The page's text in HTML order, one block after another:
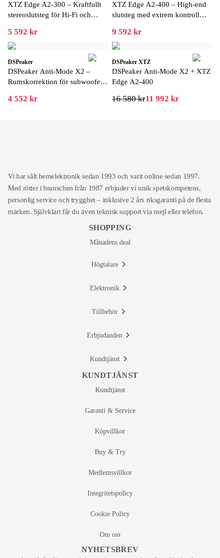
XTZ Edge A2-300 – Kraftfullt
stereoslutsteg för Hi-Fi och
5 592 kr
XTZ Edge A2-400 – High-end
slutsteg med extrem kontroll
9 592 kr
DSPeaker
DSPeaker Anti-Mode X2 –
Rumskorrektion för subwoofer
4 552 kr
DSPeaker XTZ
DSPeaker Anti-Mode X2 + XTZ
Edge A2-400
16 580 kr11 992 kr
Vi har sålt hemelektronik sedan 1993 och varit online sedan 1997.
Med rötter i branschen från 1987 erbjuder vi unik spetskompetens,
personlig service och trygghet – inklusive 2 års riksgaranti på de flesta
märken. Självklart får du även teknisk support via mejl eller telefon.
SHOPPING
Månadens deal
Högtalare
Elektronik
Tillbehör
Erbjudanden
Kundtjänst
KUNDTJÄNST
Kundtjänst
Garanti & Service
Köpvillkor
Buy & Try
Medlemsvillkor
Integritetspolicy
Cookie Policy
Om oss
NYHETSBREV